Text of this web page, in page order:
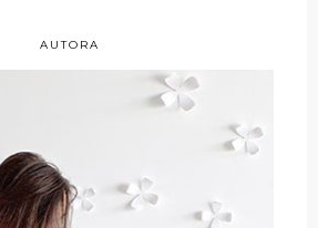
AUTORA